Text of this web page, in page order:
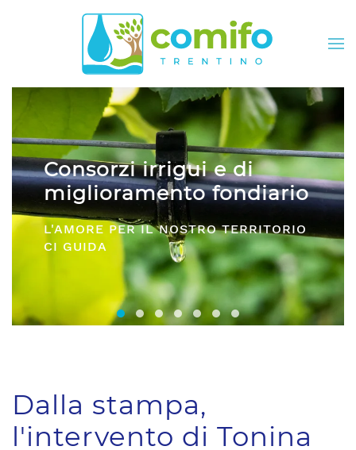
Skip to main content
Comifo Trentino
DA OLTRE 40 ANNI,
E SERVIZI PER TUTTI I CONSORZI
Consorzi irrigui e di miglioramento
Comifo Trentino
Consorzi Irrigui e di
La Federazione dei Consorzi
Consorzi Irrigui e di
Consorzi irrigui e di
Consorzi Irrigui e
Dalla stampa,
l'intervento di Tonina